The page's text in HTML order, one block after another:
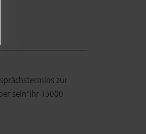
zur
sein*ihr T3000-